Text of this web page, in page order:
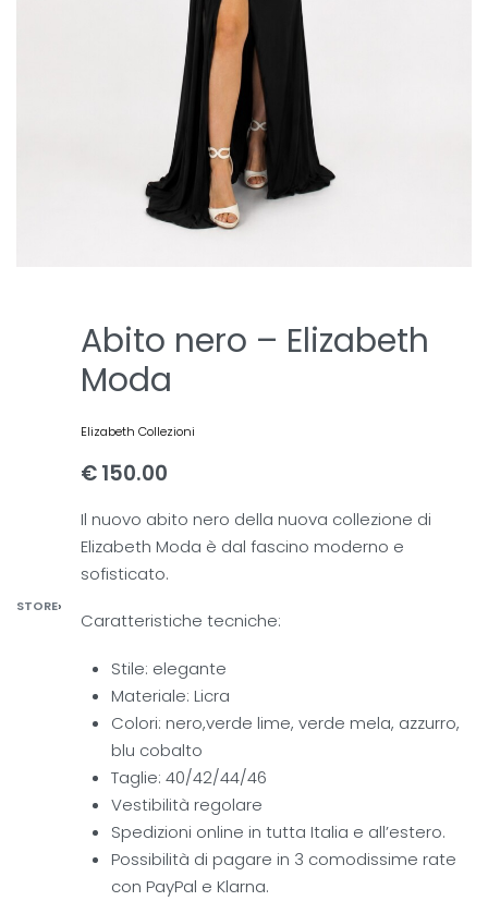
STORE›
Abito nero – Elizabeth
Moda
Elizabeth Collezioni
€150.00
Il nuovo abito nero della nuova collezione di
Elizabeth Moda è dal fascino moderno e
sofisticato.
Caratteristiche tecniche:
Stile: elegante
Materiale: Licra
Colori: nero,verde lime, verde mela, azzurro,
blu cobalto
Taglie: 40/42/44/46
Vestibilità regolare
Spedizioni online in tutta Italia e all’estero.
Possibilità di pagare in 3 comodissime rate
con PayPal e Klarna.